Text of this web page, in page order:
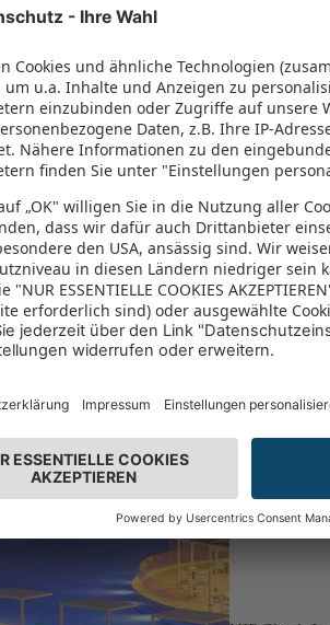
in einem Paket kombiniert werden – das